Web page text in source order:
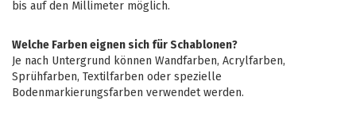
bis auf den Millimeter möglich.
Welche Farben eignen sich für Schablonen?
Je nach Untergrund können Wandfarben, Acrylfarben,
Sprühfarben, Textilfarben oder spezielle
Bodenmarkierungsfarben verwendet werden.